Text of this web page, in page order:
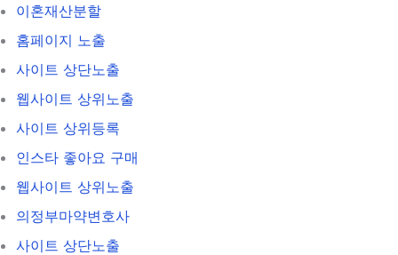
이혼재산분할
홈페이지 노출
사이트 상단노출
웹사이트 상위노출
사이트 상위등록
인스타 좋아요 구매
웹사이트 상위노출
의정부마약변호사
사이트 상단노출